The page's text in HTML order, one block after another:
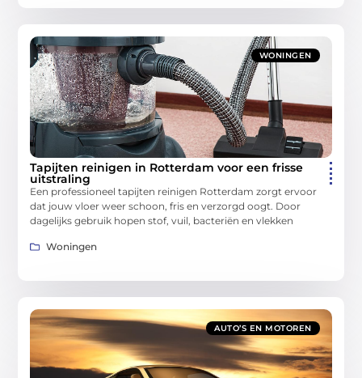
WONINGEN
Tapijten reinigen in Rotterdam voor een frisse
uitstraling
Een professioneel tapijten reinigen Rotterdam zorgt ervoor
dat jouw vloer weer schoon, fris en verzorgd oogt. Door
dagelijks gebruik hopen stof, vuil, bacteriën en vlekken
Woningen
AUTO’S EN MOTOREN